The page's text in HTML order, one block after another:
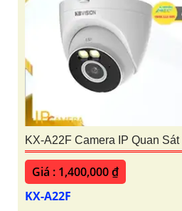
KX-A22F Camera IP Quan Sát
Giá : 1,400,000 ₫
KX-A22F